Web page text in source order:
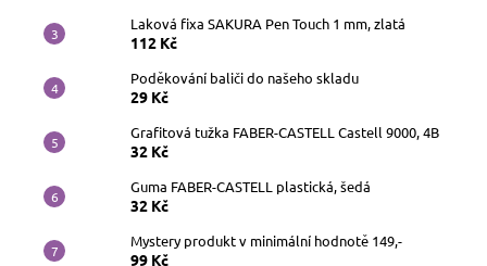
Laková fixa SAKURA Pen Touch 1 mm, zlatá
112 Kč
Poděkování baliči do našeho skladu
29 Kč
Grafitová tužka FABER-CASTELL Castell 9000, 4B
32 Kč
Guma FABER-CASTELL plastická, šedá
32 Kč
Mystery produkt v minimální hodnotě 149,-
99 Kč